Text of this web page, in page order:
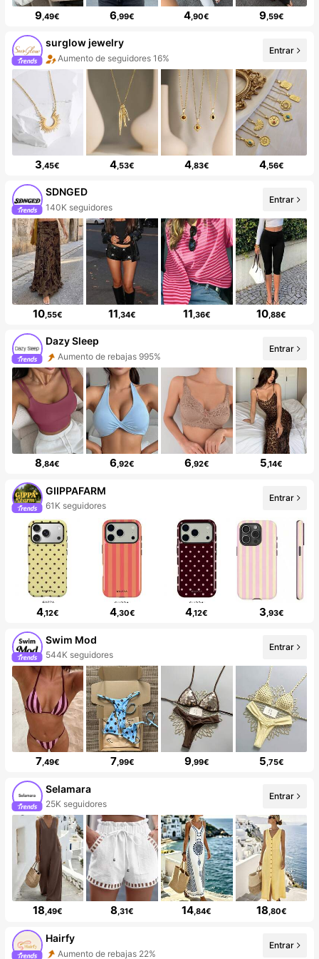
9,49€ 6,99€ 4,90€ 9,59€
surglow jewelry
Aumento de seguidores 16%
Entrar
3,45€ 4,53€ 4,83€ 4,56€
SDNGED
140K seguidores
Entrar
10,55€ 11,34€ 11,36€ 10,88€
Dazy Sleep
Aumento de rebajas 995%
Entrar
8,84€ 6,92€ 6,92€ 5,14€
GIIPPAFARM
61K seguidores
Entrar
4,12€ 4,30€ 4,12€ 3,93€
Swim Mod
544K seguidores
Entrar
7,49€ 7,99€ 9,99€ 5,75€
Selamara
25K seguidores
Entrar
18,49€ 8,31€ 14,84€ 18,80€
Hairfy
Aumento de rebajas 22%
Entrar